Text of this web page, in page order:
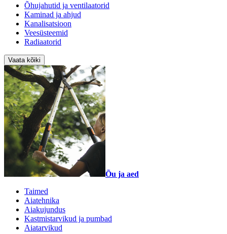
Õhujahutid ja ventilaatorid
Kaminad ja ahjud
Kanalisatsioon
Veesüsteemid
Radiaatorid
Vaata kõiki
Õu ja aed
Taimed
Aiatehnika
Aiakujundus
Kastmistarvikud ja pumbad
Aiatarvikud